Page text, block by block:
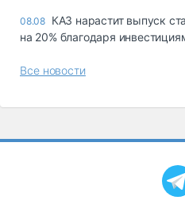
08.08 КАЗ нарастит выпуск
на 20% благодаря
Все новости